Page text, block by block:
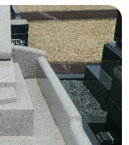
なるお墓では無く、
守りいただけると考
へとなるのです。 多
んが、各墓地に行く
ります。ぜひ皆様も
主様は工事中には現
ば濡れてしまいます。
を重ねるとともにあ
らっしゃるかもしれま
しまいます。これは
なく、石の内部にも
て変化の度合いやス
の方がよく目立ちま